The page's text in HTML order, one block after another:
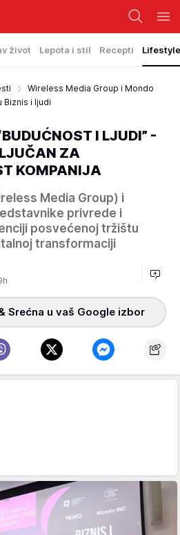
život Lepota i stil Recepti Lifestyle
Wireless Media Group i Mondo
Biznis i ljudi
I LJUDI” -
ZA
KOMPANIJA
Media Group) i
privrede i
posvećenoj tržištu
transformaciji
Srećna u vaš Google izbor